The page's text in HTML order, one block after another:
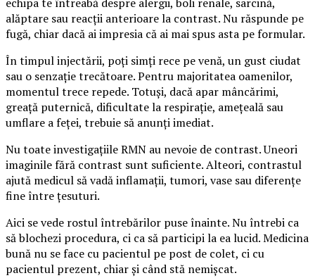
alăptare sau reacții anterioare la contrast. Nu răspunde pe
fugă, chiar dacă ai impresia că ai mai spus asta pe formular.
În timpul injectării, poți simți rece pe venă, un gust ciudat
sau o senzație trecătoare. Pentru majoritatea oamenilor,
momentul trece repede. Totuși, dacă apar mâncărimi,
greață puternică, dificultate la respirație, amețeală sau
umflare a feței, trebuie să anunți imediat.
Nu toate investigațiile RMN au nevoie de contrast. Uneori
imaginile fără contrast sunt suficiente. Alteori, contrastul
ajută medicul să vadă inflamații, tumori, vase sau diferențe
fine între țesuturi.
Aici se vede rostul întrebărilor puse înainte. Nu întrebi ca
să blochezi procedura, ci ca să participi la ea lucid. Medicina
bună nu se face cu pacientul pe post de colet, ci cu
pacientul prezent, chiar și când stă nemișcat.